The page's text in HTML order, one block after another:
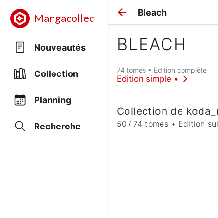
Mangacollec
Nouveautés
Collection
Planning
Recherche
Bleach
BLEACH
74 tomes • Edition complète
Edition simple •
Collection de
50 / 74 tomes • Edition